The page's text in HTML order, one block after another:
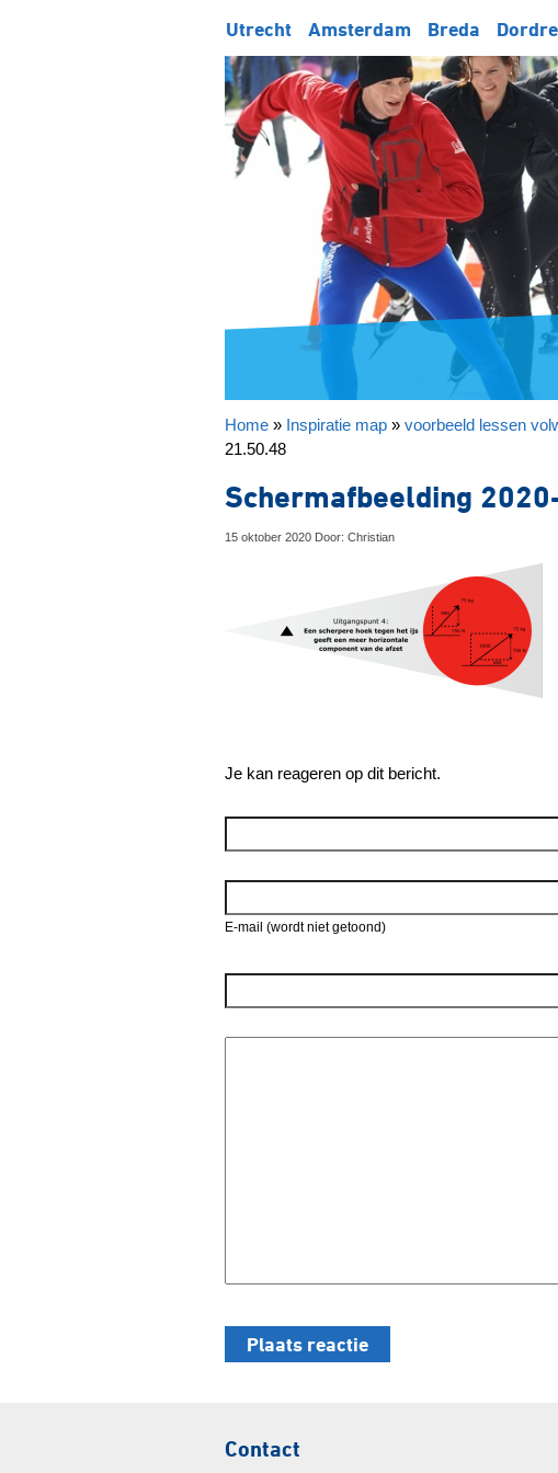
Utrecht Amsterdam Breda
Home » Inspiratie map » voorbeeld lessen
21.50.48
Schermafbeelding
15 oktober 2020 Door: Christian
Je kan reageren op dit bericht.
E-mail (wordt niet getoond)
Contact